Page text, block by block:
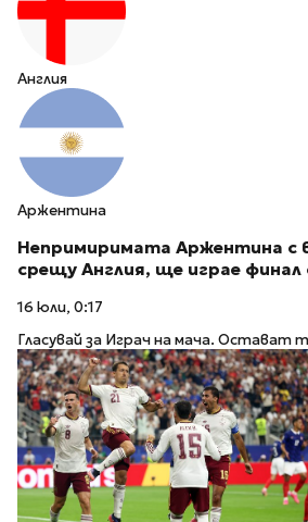
Англия
Аржентина
Непримиримата Аржентина с
срещу Англия, ще играе финал
16 юли, 0:17
Гласувай за Играч на мача. Остават